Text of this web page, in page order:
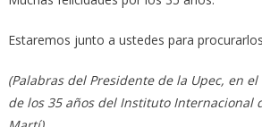
Estaremos junto a ustedes para
(Palabras del Presidente de la Upec, en
de los 35 años del Instituto Internacional